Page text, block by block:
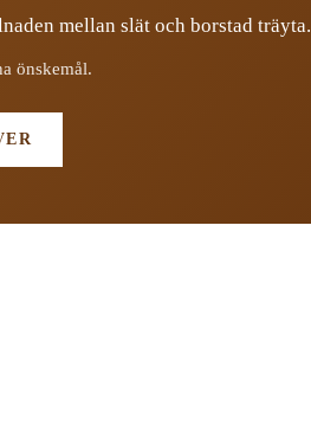
mellan slät och borstad träyta.
önskemål.